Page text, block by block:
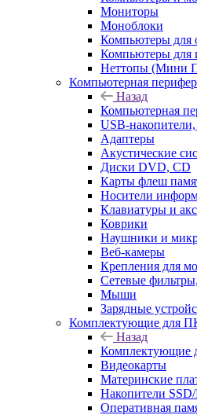
Мониторы
Моноблоки
Компьютеры для
Компьютеры для
Неттопы (Мини
Компьютерная
Назад
Компьютерная
USB-
Адаптеры
Акустические
Диски DVD, CD
Карты флеш
Носители
Клавиатуры и
Коврики
Наушники и
Веб-камеры
Крепления для
Сетевые
Мыши
Зарядные
Комплектующие для
Назад
Комплектующие
Видеокарты
Материнские
Накопители
Оперативная